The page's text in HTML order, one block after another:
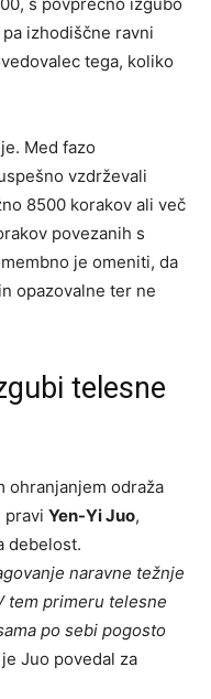
izhodiščne ravni
tega, koliko
Med fazo
vzdrževali
8500 korakov ali več
povezanih s
je omeniti, da
opazovalne ter ne
telesne
ohranjanjem odraža
pravi Yen-Yi Juo,
debelost.
naravne težnje
tem primeru telesne
po sebi pogosto
je Juo povedal za